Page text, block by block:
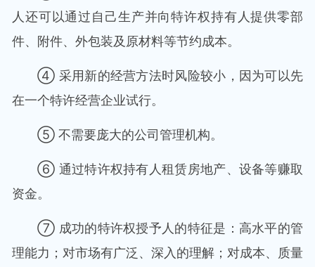
人还可以通过自己生产并向特许权持有人提供零部
件、附件、外包装及原材料等节约成本。
④ 采用新的经营方法时风险较小，因为可以先
在一个特许经营企业试行。
⑤ 不需要庞大的公司管理机构。
⑥ 通过特许权持有人租赁房地产、设备等赚取
资金。
⑦ 成功的特许权授予人的特征是：高水平的管
理能力；对市场有广泛、深入的理解；对成本、质量